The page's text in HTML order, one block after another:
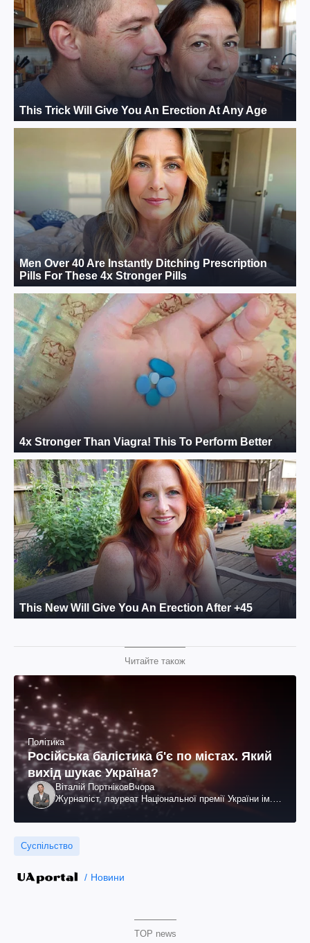
Читайте також
Політика
Російська балістика б'є по містах. Який
вихід шукає Україна?
Віталій ПортніковВчора
Журналіст, лауреат Національної премії України ім.
Суспільство
Новини
TOP news